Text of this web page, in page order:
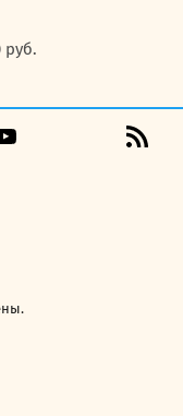
руб..
руб.